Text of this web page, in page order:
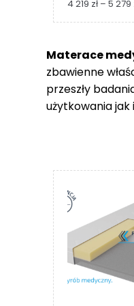
4 219 zł – 5 279
Materace
zbawienne
przeszły
użytkowania jak